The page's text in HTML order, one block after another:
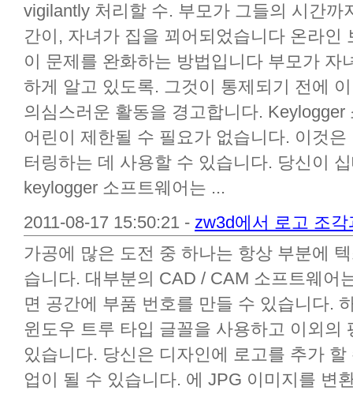
vigilantly 처리할 수. 부모가 그들의 시간
간이, 자녀가 집을 꾀어되었습니다 온라인
이 문제를 완화하는 방법입니다 부모가 자
하게 알고 있도록. 그것이 통제되기 전에
의심스러운 활동을 경고합니다.
어린이 제한될 수 필요가 없습니다. 이것
터링하는 데 사용할 수 있습니다. 당신이
keylogger 소프트웨어는 ...
2011-08-17 15:50:21 - zw3d에서 로고 조
가공에 많은 도전 중 하나는 항상 부분에
습니다. 대부분의 CAD / CAM 소프트웨어
면 공간에 부품 번호를 만들 수 있습니다.
윈도우 트루 타입 글꼴을 사용하고 이외의
있습니다. 당신은 디자인에 로고를 추가
업이 될 수 있습니다. 에 JPG 이미지를 변